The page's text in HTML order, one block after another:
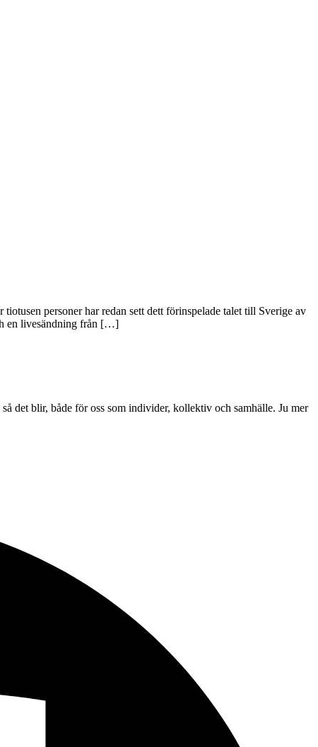
personer har redan sett dett förinspelade talet till Sverige av
en livesändning från […]
det blir, både för oss som individer, kollektiv och samhälle. Ju mer